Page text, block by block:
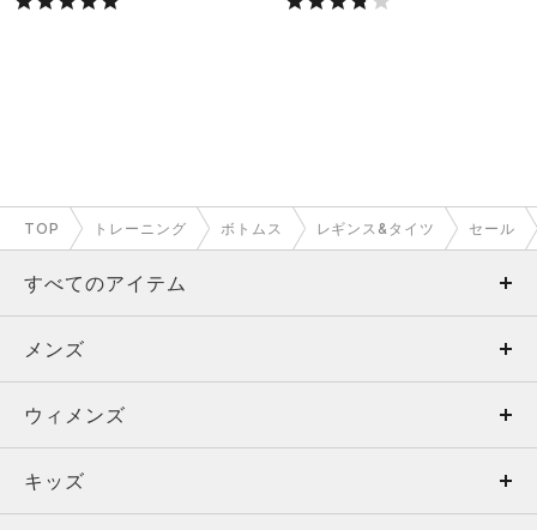
TOP トレーニング ボトムス レギンス&タイツ セール
すべてのアイテム
メンズ
ウィメンズ
キッズ
メンズ
トップス
ボトムス
ウィメンズ
トップス
キッズ